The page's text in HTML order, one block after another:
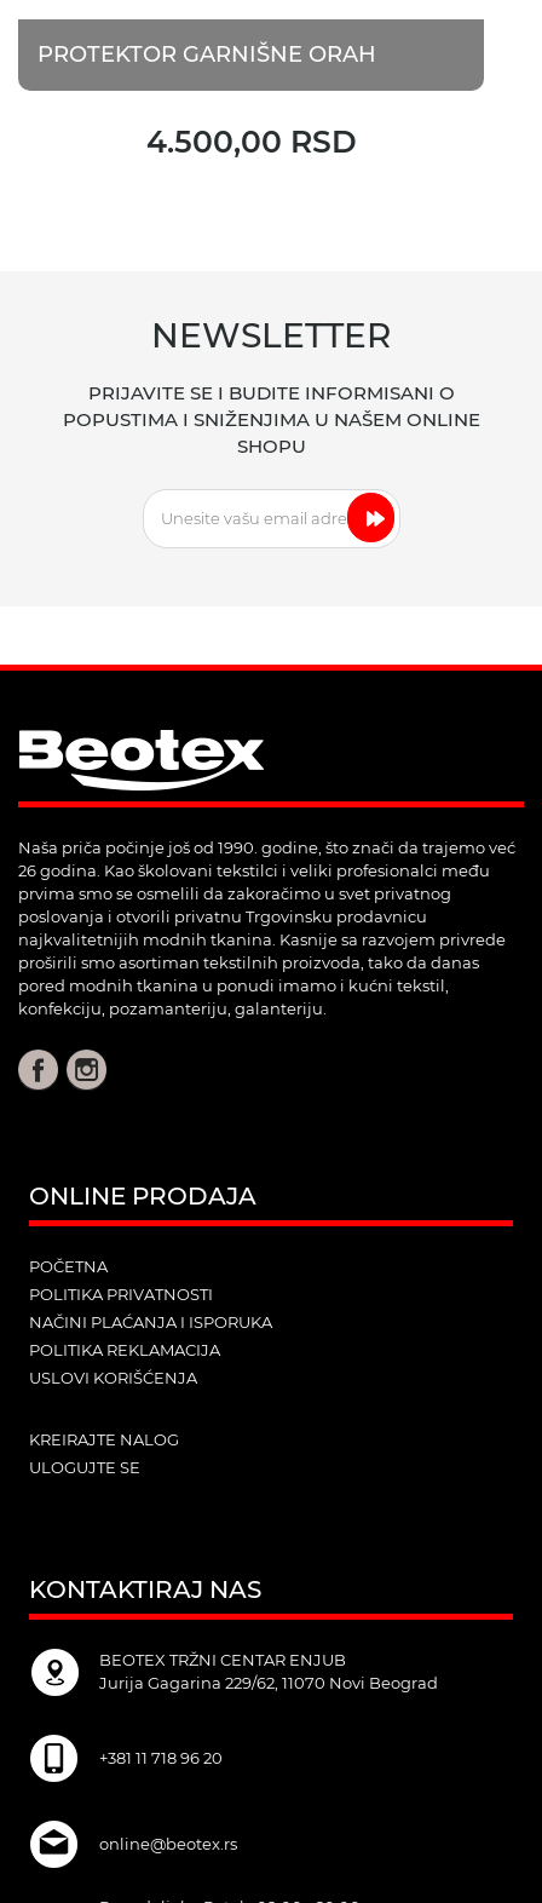
PROTEKTOR GARNIŠNE ORAH
4.500,00 RSD
NEWSLETTER
PRIJAVITE SE I BUDITE INFORMISANI O
POPUSTIMA I SNIŽENJIMA U NAŠEM ONLINE
SHOPU
Naša priča počinje još od 1990. godine, što znači da trajemo već
26 godina. Kao školovani tekstilci i veliki profesionalci među
prvima smo se osmelili da zakoračimo u svet privatnog
poslovanja i otvorili privatnu Trgovinsku prodavnicu
najkvalitetnijih modnih tkanina. Kasnije sa razvojem privrede
proširili smo asortiman tekstilnih proizvoda, tako da danas
pored modnih tkanina u ponudi imamo i kućni tekstil,
konfekciju, pozamanteriju, galanteriju.
ONLINE PRODAJA
POČETNA
POLITIKA PRIVATNOSTI
NAČINI PLAĆANJA I ISPORUKA
POLITIKA REKLAMACIJA
USLOVI KORIŠĆENJA
KREIRAJTE NALOG
ULOGUJTE SE
KONTAKTIRAJ NAS
BEOTEX TRŽNI CENTAR ENJUB
Jurija Gagarina 229/62, 11070 Novi Beograd
+381 11 718 96 20
online@beotex.rs